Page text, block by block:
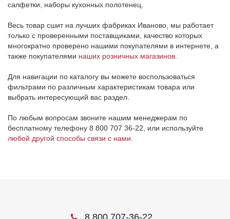
салфетки, наборы кухонных полотенец.
Весь товар сшит на лучших фабриках Иваново, мы работает
только с проверенными поставщиками, качество которых
многократно проверено нашими покупателями в интернете, а
также покупателями наших розничных магазинов
Для навигации по каталогу вы можете воспользоваться
фильтрами по различным характеристикам товара или
выбрать интересующий вас раздел.
По любым вопросам звоните нашим менеджерам по
бесплатному телефону 8 800 707 36-22, или используйте
любой другой способы связи с нами
8 800 707-36-22